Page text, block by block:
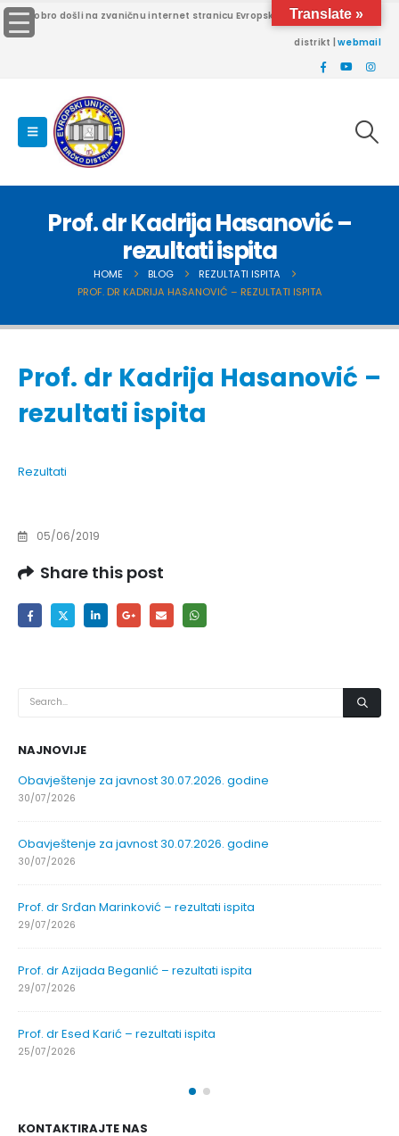
Dobro došli na zvaničnu internet stranicu Evropskog univerziteta Brčko
distrikt |webmail
Prof. dr Kadrija Hasanović –
rezultati ispita
HOME BLOG
REZULTATI ISPITA
PROF. DR KADRIJA HASANOVIĆ – REZULTATI ISPITA
Prof. dr Kadrija Hasanović –
rezultati ispita
Rezultati
05/06/2019
Share this post
NAJNOVIJE
Obavještenje za javnost 30.07.2026. godine
30/07/2026
Obavještenje za javnost 30.07.2026. godine
30/07/2026
Prof. dr Srđan Marinković – rezultati ispita
29/07/2026
Prof. dr Azijada Beganlić – rezultati ispita
29/07/2026
Prof. dr Esed Karić – rezultati ispita
25/07/2026
KONTAKTIRAJTE NAS
Translate »